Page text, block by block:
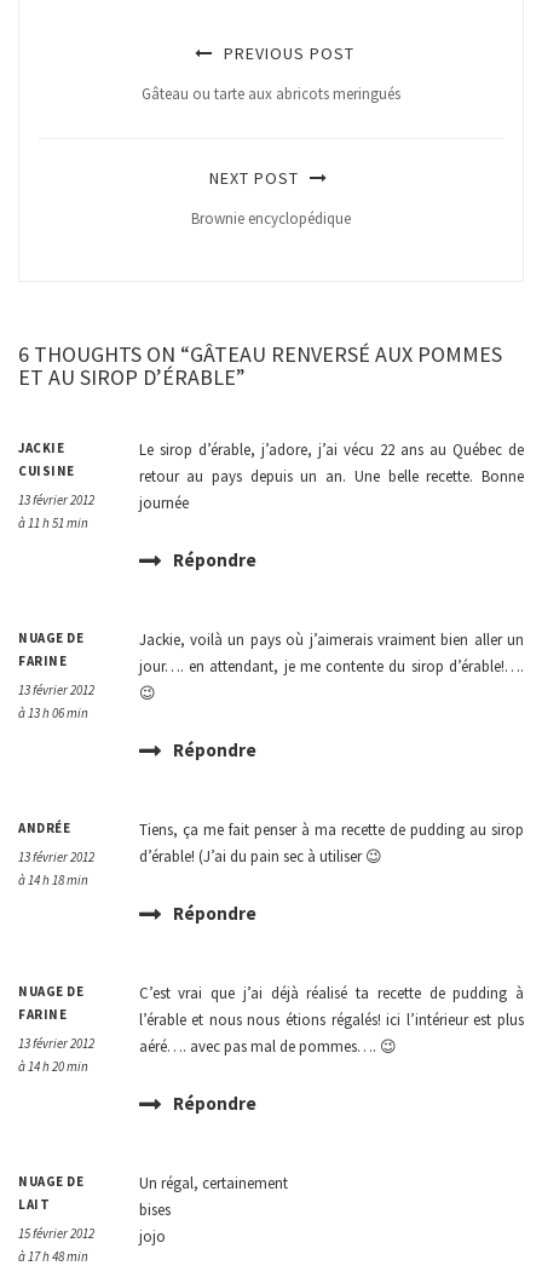
PREVIOUS POST
Gâteau ou tarte aux abricots meringués
NEXT POST
Brownie encyclopédique
6 THOUGHTS ON “GÂTEAU RENVERSÉ AUX POMMES
ET AU SIROP D’ÉRABLE”
JACKIE
CUISINE
13 février 2012
à 11 h 51 min
Le sirop d’érable, j’adore, j’ai vécu 22 ans au Québec de
retour au pays depuis un an. Une belle recette. Bonne
journée
Répondre
NUAGE DE
FARINE
13 février 2012
à 13 h 06 min
Jackie, voilà un pays où j’aimerais vraiment bien aller un
jour…. en attendant, je me contente du sirop d’érable!….
😉
Répondre
ANDRÉE
13 février 2012
à 14 h 18 min
Tiens, ça me fait penser à ma recette de pudding au sirop
d’érable! (J’ai du pain sec à utiliser 😉
Répondre
NUAGE DE
FARINE
13 février 2012
à 14 h 20 min
C’est vrai que j’ai déjà réalisé ta recette de pudding à
l’érable et nous nous étions régalés! ici l’intérieur est plus
aéré…. avec pas mal de pommes…. 😉
Répondre
NUAGE DE
LAIT
15 février 2012
à 17 h 48 min
Un régal, certainement
bises
jojo